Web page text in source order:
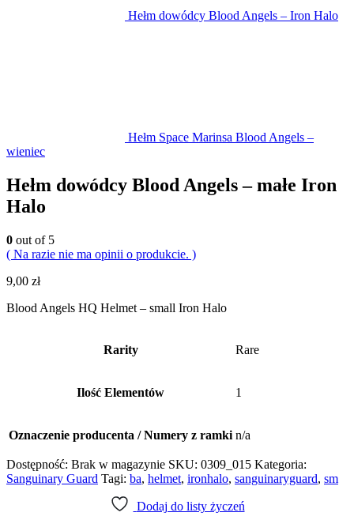
Hełm dowódcy Blood Angels – Iron Halo
Hełm Space Marinsa Blood Angels –
wieniec
Hełm dowódcy Blood Angels – małe Iron
Halo
0 out of 5
( Na razie nie ma opinii o produkcie. )
9,00 zł
Blood Angels HQ Helmet – small Iron Halo
Rarity Rare
Ilość Elementów 1
Oznaczenie producenta / Numery z ramki n/a
Dostępność: Brak w magazynie SKU: 0309_015 Kategoria:
Sanguinary Guard Tagi: ba, helmet, ironhalo, sanguinaryguard, sm
Dodaj do listy życzeń